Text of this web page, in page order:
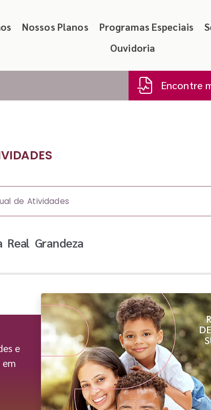
Nossos Planos Programas Especiais
Ouvidoria
Encontre
de Atividades
Grandeza
e